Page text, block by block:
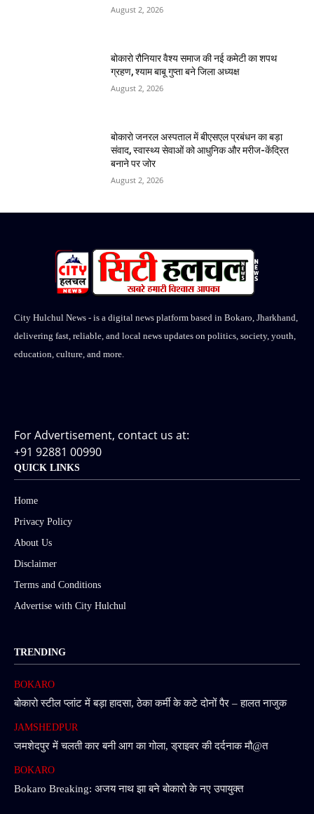
August 2, 2026
बोकारो रौनियार वैश्य समाज की नई कमेटी का शपथ
ग्रहण, श्याम बाबू गुप्ता बने जिला अध्यक्ष
August 2, 2026
बोकारो जनरल अस्पताल में बीएसएल प्रबंधन का बड़ा
संवाद, स्वास्थ्य सेवाओं को आधुनिक और मरीज-केंद्रित
बनाने पर जोर
August 2, 2026
City Hulchul News - is a digital news platform based in Bokaro, Jharkhand,
delivering fast, reliable, and local news updates on politics, society, youth,
education, culture, and more.
For Advertisement, contact us at:
+91 92881 00990
QUICK LINKS
Home
Privacy Policy
About Us
Disclaimer
Terms and Conditions
Advertise with City Hulchul
TRENDING
BOKARO
बोकारो स्टील प्लांट में बड़ा हादसा, ठेका कर्मी के कटे दोनों पैर – हालत नाजुक
JAMSHEDPUR
जमशेदपुर में चलती कार बनी आग का गोला, ड्राइवर की दर्दनाक मौ@त
BOKARO
Bokaro Breaking: अजय नाथ झा बने बोकारो के नए उपायुक्त